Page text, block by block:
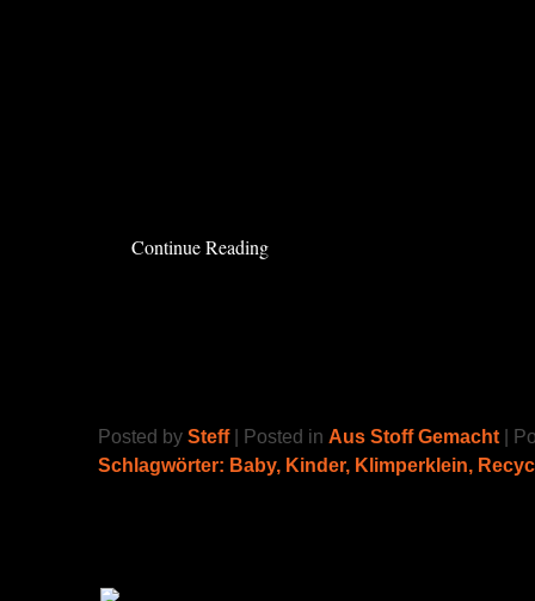
Continue Reading
Posted by Steff| Posted in Aus Stoff Gemacht |
Schlagwörter: Baby, Kinder, Klimperklein,